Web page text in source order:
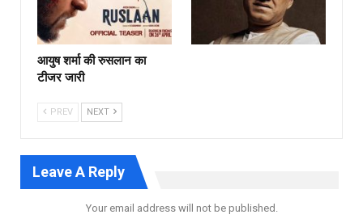
आयुष शर्मा की रुसलान का
टीजर जारी
PREV NEXT
Leave A Reply
Your email address will not be published.